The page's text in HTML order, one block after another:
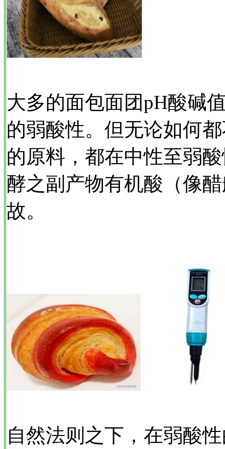
大多的面包面团pH酸碱
的弱酸性。但无论如何
的原料，都在中性至弱
酵之副产物有机酸（像
故。
自然法则之下，在弱酸